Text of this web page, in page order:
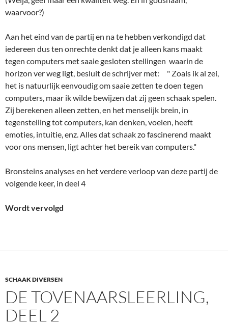
voor ons mensen, ligt achter het bereik van computers."
volgende keer, in deel 4
Wordt vervolgd
SCHAAK DIVERSEN
DE TOVENAARSLEERLING,
DEEL 2
Eerst een zonetoernooi, en dat won hij. Dan een
interzonetoernooi, en dan alweer een kandidatentoernooi.
Maar zover kwam hij nu niet. In het interzonetoernooi 1958
had hij zich vrijwel geplaatst voor het kandidatentoernooi.